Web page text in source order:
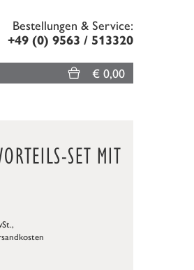
Bestellungen & Service:
+49 (0) 9563 / 513320
€ 0,00
SET MIT